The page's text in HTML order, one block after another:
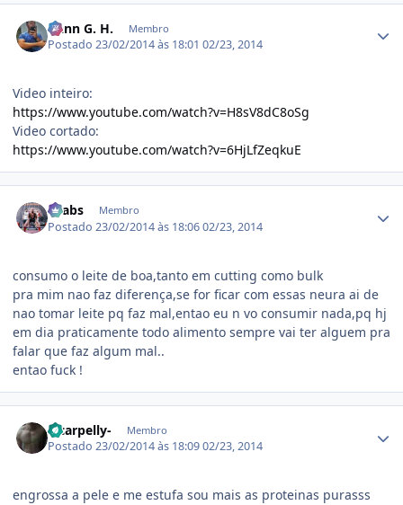
Ðann G. H. Membro
Postado23/02/2014 às 18:0102/23, 2014
Video inteiro:
https://www.youtube.com/watch?v=H8sV8dC8oSg
Video cortado:
https://www.youtube.com/watch?v=6HjLfZeqkuE
Faabs Membro
Postado23/02/2014 às 18:0602/23, 2014
consumo o leite de boa,tanto em cutting como bulk
pra mim nao faz diferença,se for ficar com essas neura ai de
nao tomar leite pq faz mal,entao eu n vo consumir nada,pq hj
em dia praticamente todo alimento sempre vai ter alguem pra
falar que faz algum mal..
entao fuck !
-scarpelly- Membro
Postado23/02/2014 às 18:0902/23, 2014
engrossa a pele e me estufa sou mais as proteinas purasss